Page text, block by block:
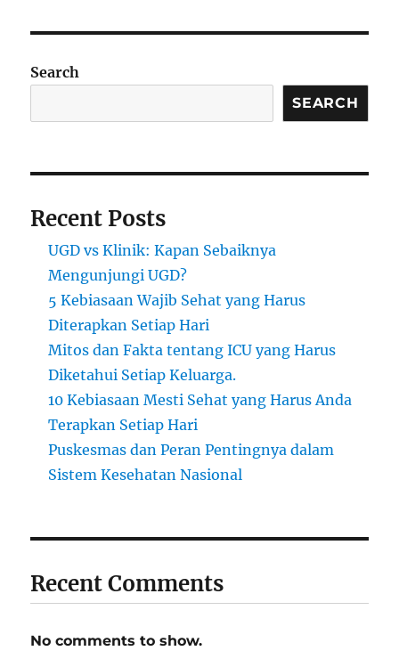
Search
SEARCH
Recent Posts
UGD vs Klinik: Kapan Sebaiknya
Mengunjungi UGD?
5 Kebiasaan Wajib Sehat yang Harus
Diterapkan Setiap Hari
Mitos dan Fakta tentang ICU yang Harus
Diketahui Setiap Keluarga.
10 Kebiasaan Mesti Sehat yang Harus Anda
Terapkan Setiap Hari
Puskesmas dan Peran Pentingnya dalam
Sistem Kesehatan Nasional
Recent Comments
No comments to show.